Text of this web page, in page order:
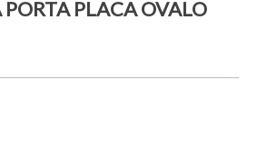
PLACA OVALO